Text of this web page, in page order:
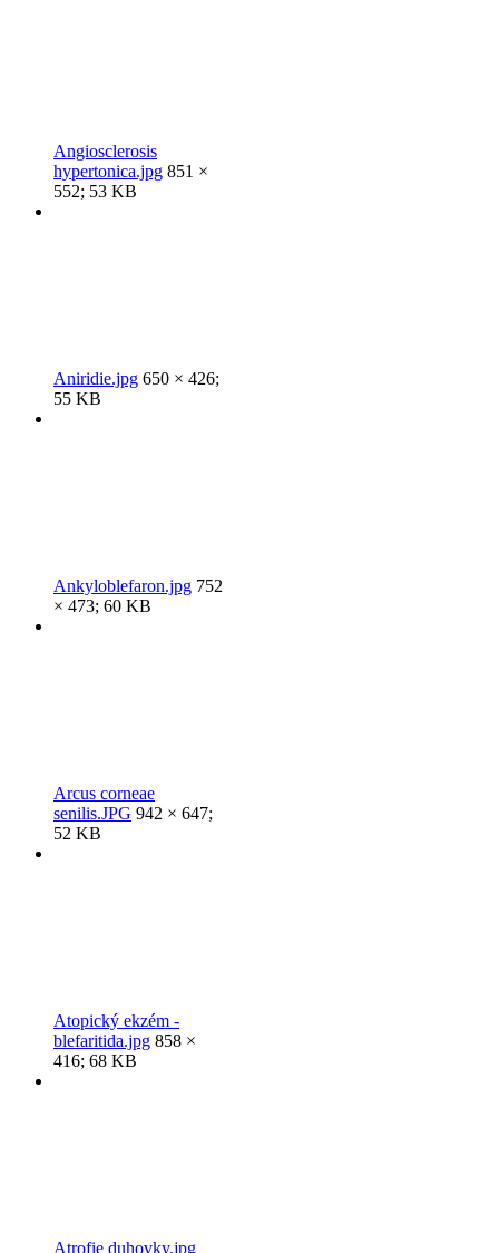
Angiosclerosis
hypertonica.jpg 851 ×
552; 53 KB
Aniridie.jpg 650 × 426;
55 KB
Ankyloblefaron.jpg 752
× 473; 60 KB
Arcus corneae
senilis.JPG 942 × 647;
52 KB
Atopický ekzém -
blefaritida.jpg 858 ×
416; 68 KB
Atrofie duhovky.jpg